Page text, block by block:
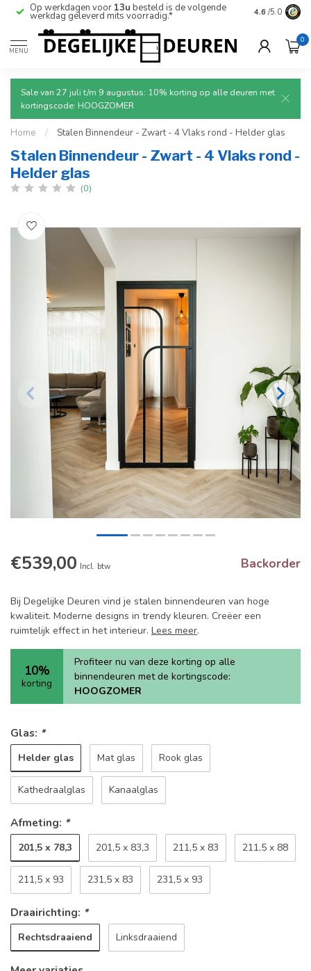
Op werkdagen voor 13u besteld is de volgende
werkdag geleverd mits voorradig.*
Ruim aanbod
deuren.
4.6 /5.0
MENU
0
Sale van 27 juli t/m 9 augustus: 10% korting op alle deuren met
kortingscode: HOOGZOMER
Home / Stalen Binnendeur - Zwart - 4 Vlaks rond - Helder glas
Stalen Binnendeur - Zwart - 4 Vlaks rond -
Helder glas
(0)
€539,00 Incl. btw Backorder
Bij Degelijke Deuren vind je stalen binnendeuren van hoge
kwaliteit. Moderne designs in trendy kleuren. Creëer een
ruimtelijk effect in het interieur. Lees meer.
10%
korting
Profiteer nu van deze korting op alle
binnendeuren met de kortingscode:
HOOGZOMER
Glas: *
Helder glas Mat glas Rook glas
Kathedraalglas Kanaalglas
Afmeting: *
201,5 x 78,3 201,5 x 83,3 211,5 x 83 211,5 x 88
211,5 x 93 231,5 x 83 231,5 x 93
Draairichting: *
Rechtsdraaiend Linksdraaiend